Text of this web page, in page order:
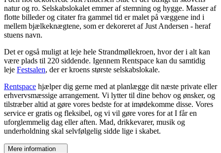
natur og ro. Selskabslokalet emmer af stemning og hygge. Masser af
flotte billeder og citater fra gammel tid er malet på væggene ind i
mellem bjælkeknægtene, som er dekoreret af Just Andersen - heraf
stuens navn.
Det er også muligt at leje hele Strandmøllekroen, hvor der i alt kan
være plads til 220 siddende. Igennem Rentspace kan du samtidig
leje Festsalen, der er kroens største selskabslokale.
Rentspace hjælper dig gerne med at planlægge dit næste private eller
erhvervsmæssige arrangement. Vi lytter til dine behov og ønsker, og
tilstræber altid at gøre vores bedste for at imødekomme disse. Vores
service er gratis og fleksibel, og vi vil gøre vores for at I får en
uforglemmelig dag eller aften. Mad, drikkevarer, musik og
underholdning skal selvfølgelig sidde lige i skabet.
Mere information